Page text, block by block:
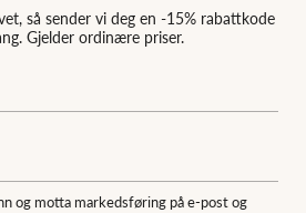
så sender vi deg en -15% rabattkode
Gjelder ordinære priser.
og motta markedsføring på e-post og